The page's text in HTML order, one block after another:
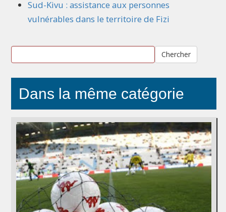
Sud-Kivu : assistance aux personnes
vulnérables dans le territoire de Fizi
Chercher
Dans la même catégorie